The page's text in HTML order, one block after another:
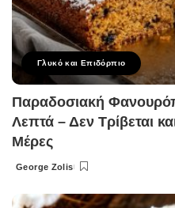
Γλυκό και Επιδόρπιο
Παραδοσιακή
Λεπτά – Δεν Τρίβεται
Μέρες
Posted
George Zolis